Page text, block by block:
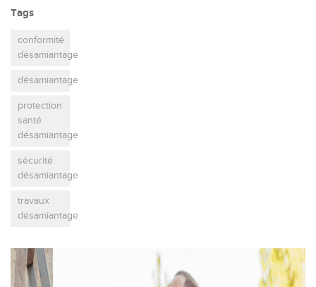
Tags
conformité
désamiantage
désamiantage
protection
santé
désamiantage
sécurité
désamiantage
travaux
désamiantage